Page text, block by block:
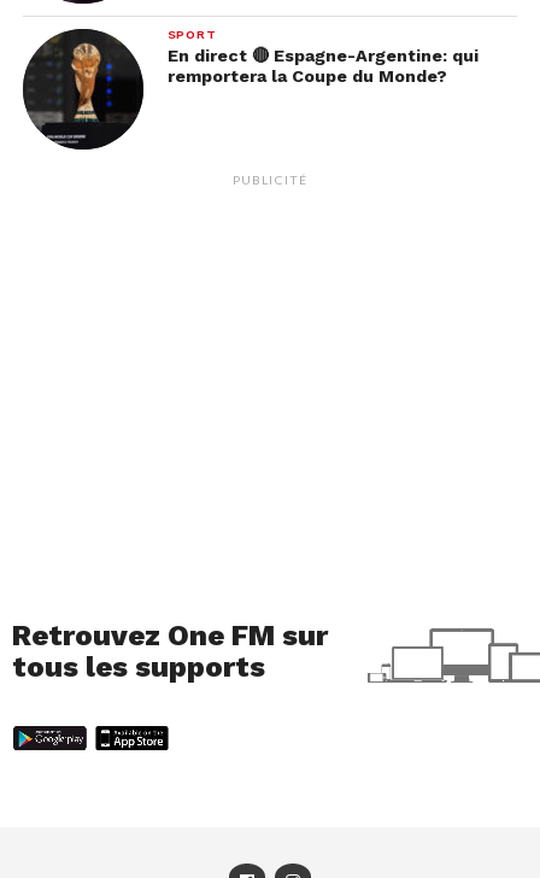
SPORT
En direct 🔴 Espagne-Argentine: qui
remportera la Coupe du Monde?
PUBLICITÉ
Retrouvez One FM sur
tous les supports